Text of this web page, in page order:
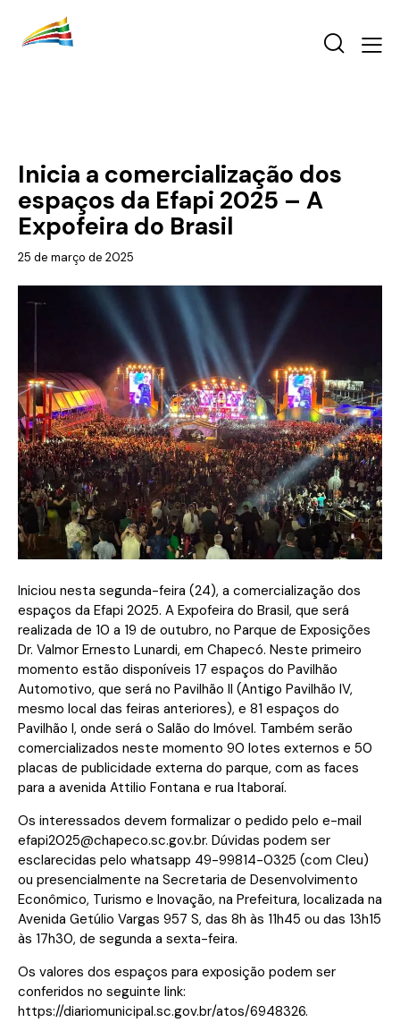
Inicia a comercialização dos
espaços da Efapi 2025 – A
Expofeira do Brasil
25 de março de 2025
Iniciou nesta segunda-feira (24), a comercialização dos
espaços da Efapi 2025. A Expofeira do Brasil, que será
realizada de 10 a 19 de outubro, no Parque de Exposições
Dr. Valmor Ernesto Lunardi, em Chapecó. Neste primeiro
momento estão disponíveis 17 espaços do Pavilhão
Automotivo, que será no Pavilhão II (Antigo Pavilhão IV,
mesmo local das feiras anteriores), e 81 espaços do
Pavilhão I, onde será o Salão do Imóvel. Também serão
comercializados neste momento 90 lotes externos e 50
placas de publicidade externa do parque, com as faces
para a avenida Attilio Fontana e rua Itaboraí.
Os interessados devem formalizar o pedido pelo e-mail
efapi2025@chapeco.sc.gov.br. Dúvidas podem ser
esclarecidas pelo whatsapp 49-99814-0325 (com Cleu)
ou presencialmente na Secretaria de Desenvolvimento
Econômico, Turismo e Inovação, na Prefeitura, localizada na
Avenida Getúlio Vargas 957 S, das 8h às 11h45 ou das 13h15
às 17h30, de segunda a sexta-feira.
Os valores dos espaços para exposição podem ser
conferidos no seguinte link:
https://diariomunicipal.sc.gov.br/atos/6948326.